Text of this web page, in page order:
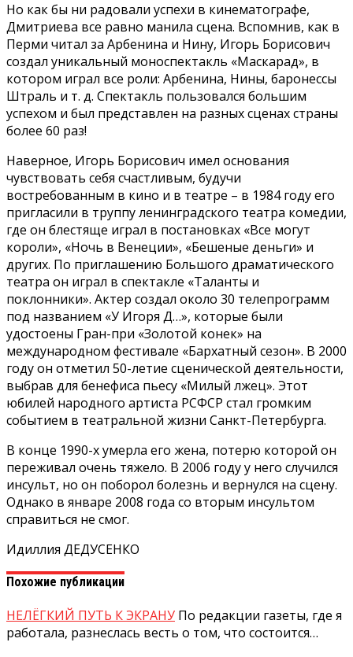
Но как бы ни радовали успехи в кинематографе,
Дмитриева все равно манила сцена. Вспомнив, как в
Перми читал за Арбенина и Нину, Игорь Борисович
создал уникальный моноспектакль «Маскарад», в
котором играл все роли: Арбенина, Нины, баронессы
Штраль и т. д. Спектакль пользовался большим
успехом и был представлен на разных сценах страны
более 60 раз!
Наверное, Игорь Борисович имел основания
чувствовать себя счастливым, будучи
востребованным в кино и в театре – в 1984 году его
пригласили в труппу ленинградского театра комедии,
где он блестяще играл в постановках «Все могут
короли», «Ночь в Венеции», «Бешеные деньги» и
других. По приглашению Большого драматического
театра он играл в спектакле «Таланты и
поклонники». Актер создал около 30 телепрограмм
под названием «У Игоря Д…», которые были
удостоены Гран-при «Золотой конек» на
международном фестивале «Бархатный сезон». В 2000
году он отметил 50-летие сценической деятельности,
выбрав для бенефиса пьесу «Милый лжец». Этот
юбилей народного артиста РСФСР стал громким
событием в театральной жизни Санкт-Петербурга.
В конце 1990-х умерла его жена, потерю которой он
переживал очень тяжело. В 2006 году у него случился
инсульт, но он поборол болезнь и вернулся на сцену.
Однако в январе 2008 года со вторым инсультом
справиться не смог.
Идиллия ДЕДУСЕНКО
Похожие публикации
НЕЛЁГКИЙ ПУТЬ К ЭКРАНУ По редакции газеты, где я
работала, разнеслась весть о том, что состоится…